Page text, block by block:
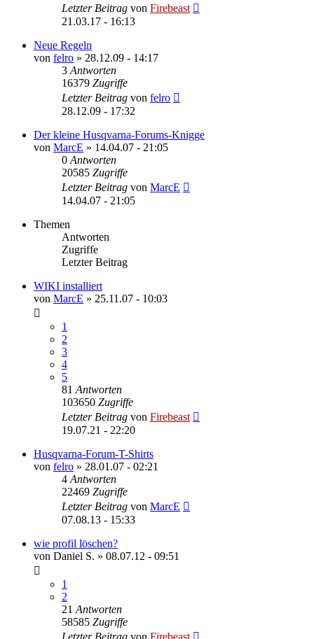
Letzter Beitrag von Firebeast
21.03.17 - 16:13
Neue Regeln
von felro » 28.12.09 - 14:17
3 Antworten
16379 Zugriffe
Letzter Beitrag von felro
28.12.09 - 17:32
Der kleine Husqvarna-Forums-Knigge
von MarcE » 14.04.07 - 21:05
0 Antworten
20585 Zugriffe
Letzter Beitrag von MarcE
14.04.07 - 21:05
Themen
Antworten
Zugriffe
Letzter Beitrag
WIKI installiert
von MarcE » 25.11.07 - 10:03
1
2
3
4
5
81 Antworten
103650 Zugriffe
Letzter Beitrag von Firebeast
19.07.21 - 22:20
Husqvarna-Forum-T-Shirts
von felro » 28.01.07 - 02:21
4 Antworten
22469 Zugriffe
Letzter Beitrag von MarcE
07.08.13 - 15:33
wie profil löschen?
von Daniel S. » 08.07.12 - 09:51
1
2
21 Antworten
58585 Zugriffe
Letzter Beitrag von Firebeast